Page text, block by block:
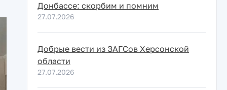
Донбассе: скорбим и помним
27.07.2026
Добрые вести из ЗАГСов Херсонской
области
27.07.2026